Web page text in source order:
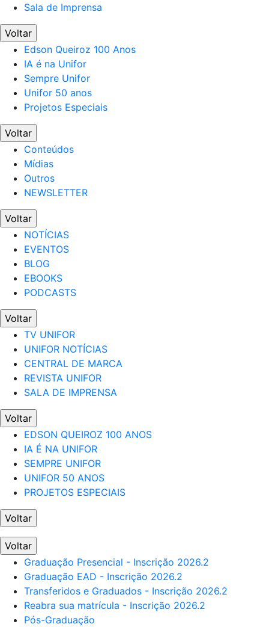
Sala de Imprensa
Voltar
Edson Queiroz 100 Anos
IA é na Unifor
Sempre Unifor
Unifor 50 anos
Projetos Especiais
Voltar
Conteúdos
Mídias
Outros
NEWSLETTER
Voltar
NOTÍCIAS
EVENTOS
BLOG
EBOOKS
PODCASTS
Voltar
TV UNIFOR
UNIFOR NOTÍCIAS
CENTRAL DE MARCA
REVISTA UNIFOR
SALA DE IMPRENSA
Voltar
EDSON QUEIROZ 100 ANOS
IA É NA UNIFOR
SEMPRE UNIFOR
UNIFOR 50 ANOS
PROJETOS ESPECIAIS
Voltar
Voltar
Graduação Presencial - Inscrição 2026.2
Graduação EAD - Inscrição 2026.2
Transferidos e Graduados - Inscrição 2026.2
Reabra sua matrícula - Inscrição 2026.2
Pós-Graduação